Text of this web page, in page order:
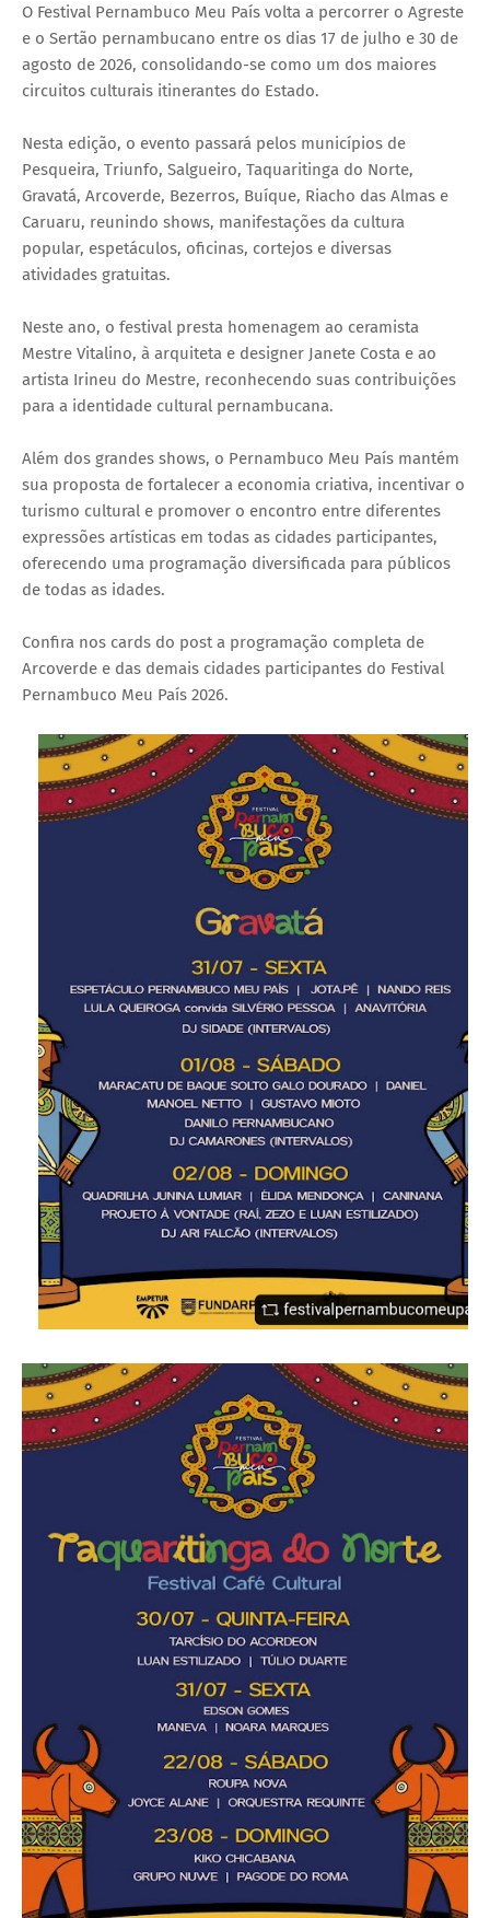
O Festival Pernambuco Meu País volta a percorrer o Agreste
e o Sertão pernambucano entre os dias 17 de julho e 30 de
agosto de 2026, consolidando-se como um dos maiores
circuitos culturais itinerantes do Estado.
Nesta edição, o evento passará pelos municípios de
Pesqueira, Triunfo, Salgueiro, Taquaritinga do Norte,
Gravatá, Arcoverde, Bezerros, Buíque, Riacho das Almas e
Caruaru, reunindo shows, manifestações da cultura
popular, espetáculos, oficinas, cortejos e diversas
atividades gratuitas.
Neste ano, o festival presta homenagem ao ceramista
Mestre Vitalino, à arquiteta e designer Janete Costa e ao
artista Irineu do Mestre, reconhecendo suas contribuições
para a identidade cultural pernambucana.
Além dos grandes shows, o Pernambuco Meu País mantém
sua proposta de fortalecer a economia criativa, incentivar o
turismo cultural e promover o encontro entre diferentes
expressões artísticas em todas as cidades participantes,
oferecendo uma programação diversificada para públicos
de todas as idades.
Confira nos cards do post a programação completa de
Arcoverde e das demais cidades participantes do Festival
Pernambuco Meu País 2026.